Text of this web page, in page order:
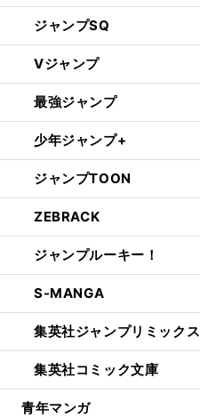
ジャンプSQ
Vジャンプ
最強ジャンプ
少年ジャンプ+
ジャンプTOON
ZEBRACK
ジャンプルーキー！
S-MANGA
集英社ジャンプリミックス
集英社コミック文庫
青年マンガ